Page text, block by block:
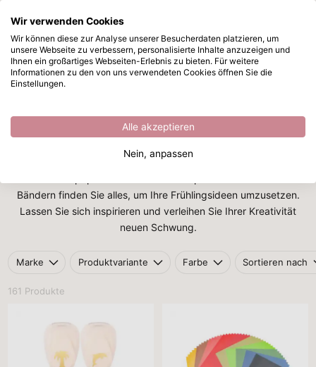
Zum Hauptinhalt springen
Sofort ab Lager lieferbar
Frühling
Startseite / Themen / Frühling
Frühlingholen Sie sich frische Farben, Blumen
Neubeginn, leichte Materialien und Projekte voller Leichtigkeit.
Bändern finden Sie alles, um Ihre Frühlingsideen umzusetzen.
Lassen Sie sich inspirieren und verleihen Sie Ihrer Kreativität
neuen Schwung.
Marke Produktvariante Farbe Sortieren nach
161 Produkte
Wir verwenden Cookies
Wir können diese zur Analyse unserer Besucherdaten platzieren, um
unsere Webseite zu verbessern, personalisierte Inhalte anzuzeigen und
Ihnen ein großartiges Webseiten-Erlebnis zu bieten. Für weitere
Informationen zu den von uns verwendeten Cookies öffnen Sie die
Einstellungen.
Alle akzeptieren
Nein, anpassen